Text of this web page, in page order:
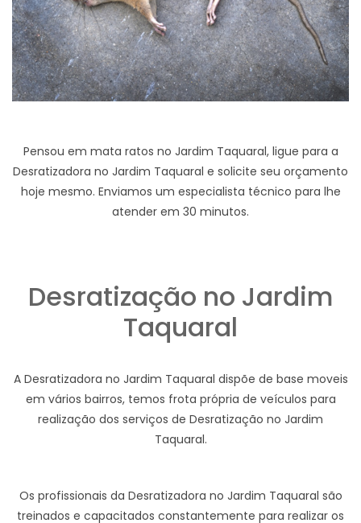
Pensou em mata ratos no Jardim Taquaral, ligue para a
Desratizadora no Jardim Taquaral e solicite seu orçamento
hoje mesmo. Enviamos um especialista técnico para lhe
atender em 30 minutos.
Desratização no Jardim
Taquaral
A Desratizadora no Jardim Taquaral dispõe de base moveis
em vários bairros, temos frota própria de veículos para
realização dos serviços de Desratização no Jardim
Taquaral.
Os profissionais da Desratizadora no Jardim Taquaral são
treinados e capacitados constantemente para realizar os